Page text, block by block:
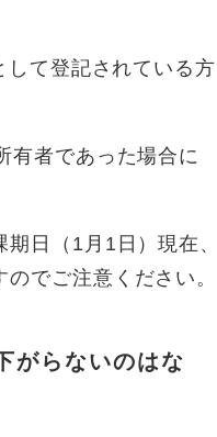
して登記されている方
有者であった場合に
日（1月1日）現在、
でご注意ください。
がらないのはな